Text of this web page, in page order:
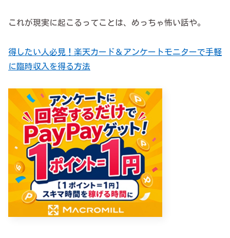
これが現実に起こるってことは、めっちゃ怖い話や。
得したい人必見！楽天カード＆アンケートモニターで手軽
に臨時収入を得る方法